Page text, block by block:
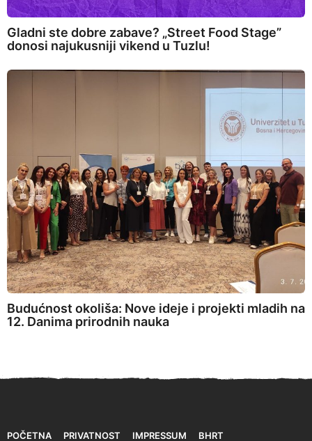
Gladni ste dobre zabave? „Street Food Stage”
donosi najukusniji vikend u Tuzlu!
Budućnost okoliša: Nove ideje i projekti mladih na
12. Danima prirodnih nauka
POČETNA PRIVATNOST IMPRESSUM BHRT